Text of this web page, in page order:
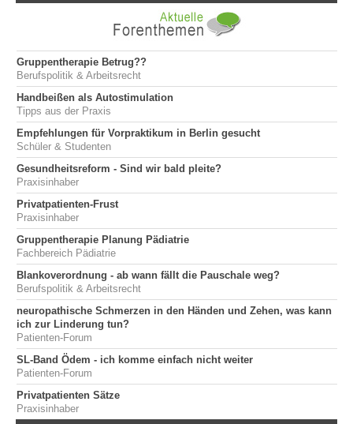
Gruppentherapie Betrug??
Berufspolitik & Arbeitsrecht
Handbeißen als Autostimulation
Tipps aus der Praxis
Empfehlungen für Vorpraktikum in Berlin gesucht
Schüler & Studenten
Gesundheitsreform - Sind wir bald pleite?
Praxisinhaber
Privatpatienten-Frust
Praxisinhaber
Gruppentherapie Planung Pädiatrie
Fachbereich Pädiatrie
Blankoverordnung - ab wann fällt die Pauschale weg?
Berufspolitik & Arbeitsrecht
neuropathische Schmerzen in den Händen und Zehen, was kann
ich zur Linderung tun?
Patienten-Forum
SL-Band Ödem - ich komme einfach nicht weiter
Patienten-Forum
Privatpatienten Sätze
Praxisinhaber